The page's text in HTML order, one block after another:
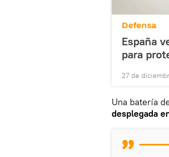
Defensa
España
para
27 de
Una batería
desplegada